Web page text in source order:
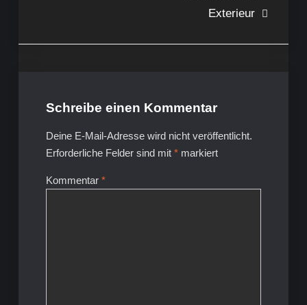
Exterieur
Schreibe einen Kommentar
Deine E-Mail-Adresse wird nicht veröffentlicht.
Erforderliche Felder sind mit *markiert
Kommentar *